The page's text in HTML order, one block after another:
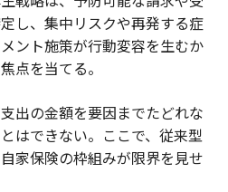
し、集中リスクや再発する症
ント施策が行動変容を生むか
点を当てる。
出の金額を要因までたどれな
はできない。ここで、従来型
家保険の枠組みが限界を見せ